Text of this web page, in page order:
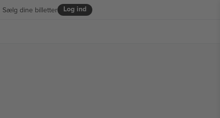
Log ind
Sælg dine billetter